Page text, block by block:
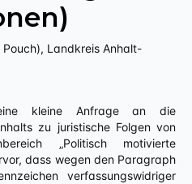
Landkreis Anhalt-
zu juristische Folgen von
„Politisch motivierte
dass wegen den Paragraph
verfassungswidriger